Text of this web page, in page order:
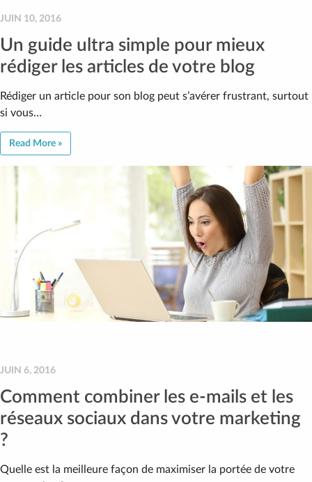
JUIN 10, 2016
Un guide ultra simple pour mieux
rédiger les articles de votre blog
Rédiger un article pour son blog peut s’avérer frustrant, surtout
si vous…
Read More »
JUIN 6, 2016
Comment combiner les e-mails et les
réseaux sociaux dans votre marketing
?
Quelle est la meilleure façon de maximiser la portée de votre